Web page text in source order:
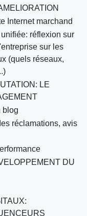
Internet marchand
réflexion sur
sur les
(quels réseaux,
LE
blog
réclamations, avis
DU